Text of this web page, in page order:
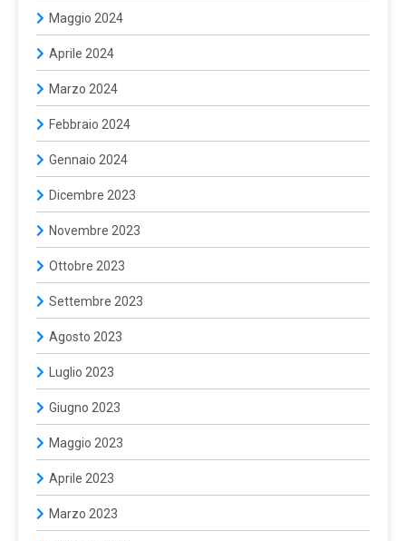
Maggio 2024
Aprile 2024
Marzo 2024
Febbraio 2024
Gennaio 2024
Dicembre 2023
Novembre 2023
Ottobre 2023
Settembre 2023
Agosto 2023
Luglio 2023
Giugno 2023
Maggio 2023
Aprile 2023
Marzo 2023